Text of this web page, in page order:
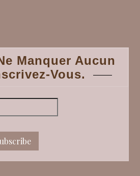
Manquer Aucun
Vous.